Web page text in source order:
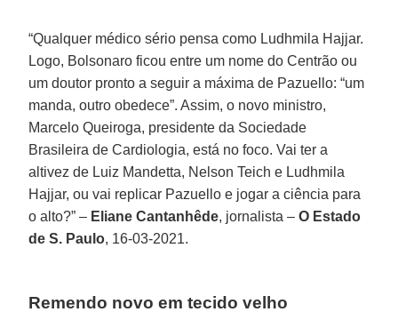
“Qualquer médico sério pensa como Ludhmila Hajjar.
Logo, Bolsonaro ficou entre um nome do Centrão ou
um doutor pronto a seguir a máxima de Pazuello: “um
manda, outro obedece”. Assim, o novo ministro,
Marcelo Queiroga, presidente da Sociedade
Brasileira de Cardiologia, está no foco. Vai ter a
altivez de Luiz Mandetta, Nelson Teich e Ludhmila
Hajjar, ou vai replicar Pazuello e jogar a ciência para
o alto?” – Eliane Cantanhêde, jornalista –O Estado
de S. Paulo, 16-03-2021.
Remendo novo em tecido velho